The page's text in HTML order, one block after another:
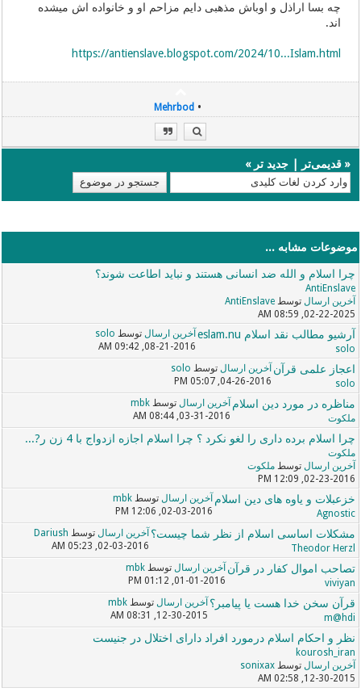
چه بسا اراذل و اوباش مذهبی دایم مزاحم او و خانواده اش میشده
اند.
https://antienslave.blogspot.com/2024/10...Islam.html
•
Mehrbod
«قدیمی‌تر |جدید تر »
موضوعات مشابه ...
چرا اسلام و الله ضد انسانی هستند و نباید اطاعت شوند؟
AntiEnslave
آخرین ارسال توسطAntiEnslave
02-22-2025, 08:59 AM
آرشیو مطالب نقد اسلام eslam.nu
solo
آخرین ارسال توسط solo
08-21-2016, 09:42 AM
اعجاز علمی قرآن
solo
آخرین ارسال توسط solo
04-26-2016, 05:07 PM
مناظره در مورد دین اسلام
ملکوت
آخرین ارسال توسطmbk
03-31-2016, 08:44 AM
چرا اسلام برده داری را لغو نکرد ؟ چرا اسلام اجازه ازدواج با 4 زن ر?...
ملکوت
آخرین ارسال توسطملکوت
02-23-2016, 12:09 PM
خزعبلات و یاوه های دین اسلام
Agnostic
آخرین ارسال توسطmbk
02-03-2016, 12:06 PM
مشکلات اساسی‌ اسلام از نظر شما چیست؟
Theodor Herzl
آخرین ارسال توسط Dariush
02-03-2016, 05:23 AM
تصاحب اموال کفار در قرآن
viviyan
آخرین ارسال توسطmbk
01-01-2016, 01:12 PM
قرآن سخن خدا هست یا پیامبر؟
m@hdi
آخرین ارسال توسطmbk
12-30-2015, 08:31 AM
نظر و احکام اسلام درمورد افراد دارای اختلال در جنیست
kourosh_iran
آخرین ارسال توسطsonixax
12-30-2015, 02:58 AM